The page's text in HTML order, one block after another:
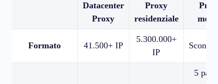
Datacenter
Proxy
Proxy
residenziale
Formato 41.500+ IP
5.300.000+
IP
5